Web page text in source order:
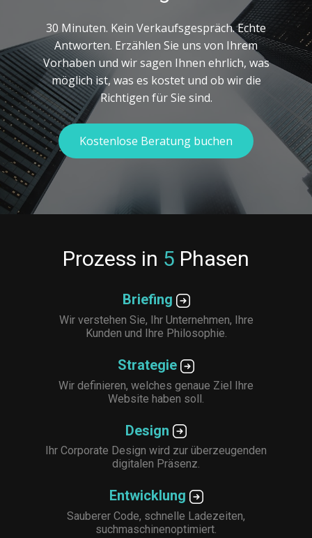
30 Minuten. Kein Verkaufsgespräch. Echte
Antworten. Erzählen Sie uns von Ihrem
Vorhaben und wir sagen Ihnen ehrlich, was
möglich ist, was es kostet und ob wir die
Richtigen für Sie sind.
Kostenlose Beratung buchen
Prozess in 5 Phasen
Briefing
Wir verstehen Sie, Ihr Unternehmen, Ihre
Kunden und Ihre Philosophie.
Strategie
Wir definieren, welches genaue Ziel Ihre
Website haben soll.
Design
Ihr Corporate Design wird zur überzeugenden
digitalen Präsenz.
Entwicklung
Sauberer Code, schnelle Ladezeiten,
suchmaschinenoptimiert.